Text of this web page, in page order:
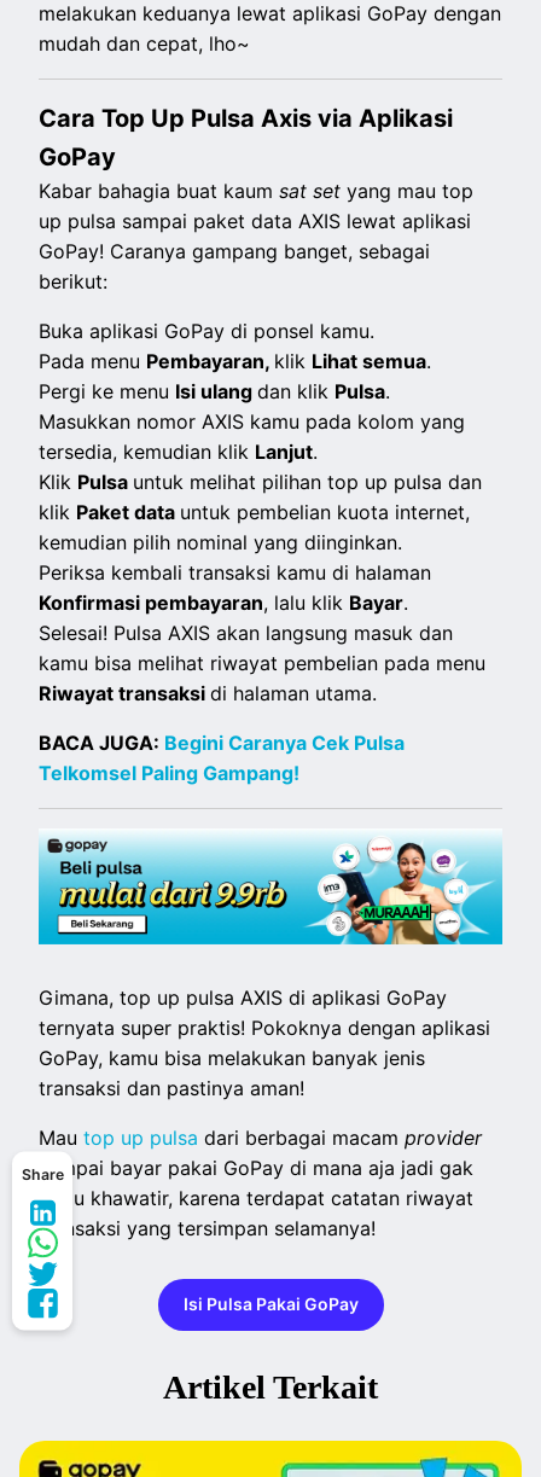
Share
melakukan keduanya lewat aplikasi GoPay dengan
mudah dan cepat, lho~
Cara Top Up Pulsa Axis via Aplikasi
GoPay
Kabar bahagia buat kaumsat set yang mau top
up pulsa sampai paket data AXIS lewat aplikasi
GoPay! Caranya gampang banget, sebagai
berikut:
Buka aplikasi GoPay di ponsel kamu.
Pada menu Pembayaran, klik Lihat semua.
Pergi ke menu Isi ulangdan klik Pulsa.
Masukkan nomor AXIS kamu pada kolom yang
tersedia, kemudian klik Lanjut.
Klik Pulsa untuk melihat pilihan top up pulsa dan
klik Paket data untuk pembelian kuota internet,
kemudian pilih nominal yang diinginkan.
Periksa kembali transaksi kamu di halaman
Konfirmasi pembayaran, lalu klik Bayar.
Selesai! Pulsa AXIS akan langsung masuk dan
kamu bisa melihat riwayat pembelian pada menu
Riwayat transaksidi halaman utama.
BACA JUGA: Begini Caranya Cek Pulsa
Telkomsel Paling Gampang!
Gimana, top up pulsa AXIS di aplikasi GoPay
ternyata super praktis! Pokoknya dengan aplikasi
GoPay, kamu bisa melakukan banyak jenis
transaksi dan pastinya aman!
Mautop up pulsa dari berbagai macamprovider
sampai bayar pakai GoPay di mana aja jadi gak
perlu khawatir, karena terdapat catatan riwayat
transaksi yang tersimpan selamanya!
Isi Pulsa Pakai GoPay
Artikel Terkait